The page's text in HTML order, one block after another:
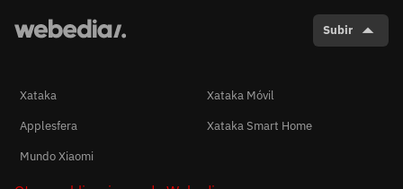
Subir
Xataka
Xataka Móvil
Applesfera
Xataka Smart Home
Mundo Xiaomi